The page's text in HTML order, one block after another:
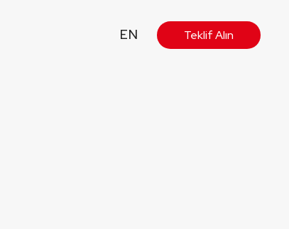
EN Teklif Alın